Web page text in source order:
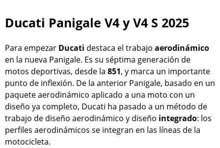
Ducati Panigale V4 y V4 S 2025
Para empezar Ducati destaca el trabajo aerodinámico
en la nueva Panigale. Es su séptima generación de
motos deportivas, desde la 851, y marca un importante
punto de inflexión. De la anterior Panigale, basado en un
paquete aerodinámico aplicado a una moto con un
diseño ya completo, Ducati ha pasado a un método de
trabajo de diseño aerodinámico y diseño integrado: los
perfiles aerodinámicos se integran en las líneas de la
motocicleta.